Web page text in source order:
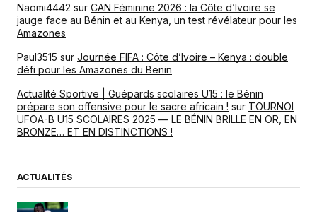
Naomi4442 sur CAN Féminine 2026 : la Côte d’Ivoire se
jauge face au Bénin et au Kenya, un test révélateur pour les
Amazones
Paul3515 sur Journée FIFA : Côte d’Ivoire – Kenya : double
défi pour les Amazones du Benin
Actualité Sportive | Guépards scolaires U15 : le Bénin
prépare son offensive pour le sacre africain ! sur TOURNOI
UFOA-B U15 SCOLAIRES 2025 — LE BÉNIN BRILLE EN OR, EN
BRONZE… ET EN DISTINCTIONS !
ACTUALITÉS